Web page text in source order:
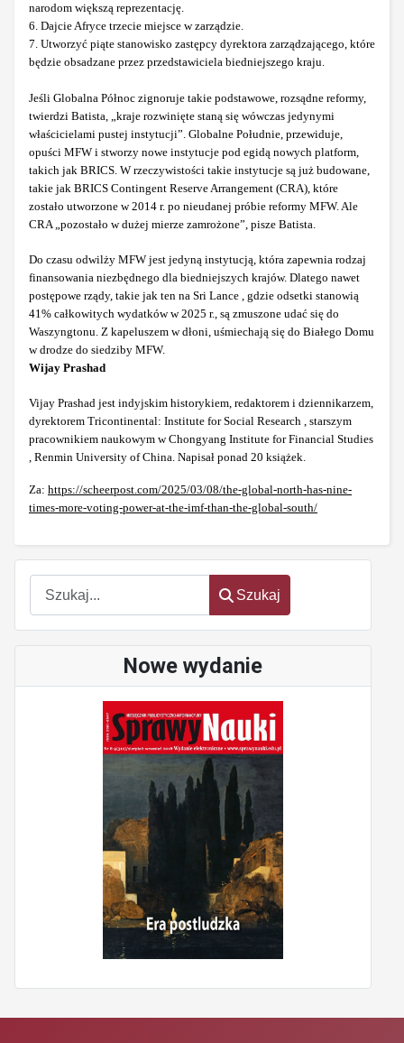
Szukaj
Szukaj
Nowe wydanie
narodom większą reprezentację.
6. Dajcie Afryce trzecie miejsce w zarządzie.
7. Utworzyć piąte stanowisko zastępcy dyrektora zarządzającego, które
będzie obsadzane przez przedstawiciela biedniejszego kraju.
Jeśli Globalna Północ zignoruje takie podstawowe, rozsądne reformy,
twierdzi Batista, „kraje rozwinięte staną się wówczas jedynymi
właścicielami pustej instytucji”. Globalne Południe, przewiduje,
opuści MFW i stworzy nowe instytucje pod egidą nowych platform,
takich jak BRICS. W rzeczywistości takie instytucje są już budowane,
takie jak BRICS Contingent Reserve Arrangement (CRA), które
zostało utworzone w 2014 r. po nieudanej próbie reformy MFW. Ale
CRA „pozostało w dużej mierze zamrożone”, pisze Batista.
Do czasu odwilży MFW jest jedyną instytucją, która zapewnia rodzaj
finansowania niezbędnego dla biedniejszych krajów. Dlatego nawet
postępowe rządy, takie jak ten na Sri Lance , gdzie odsetki stanowią
41% całkowitych wydatków w 2025 r., są zmuszone udać się do
Waszyngtonu. Z kapeluszem w dłoni, uśmiechają się do Białego Domu
w drodze do siedziby MFW.
Wijay Prashad
Vijay Prashad jest indyjskim historykiem, redaktorem i dziennikarzem,
dyrektorem Tricontinental: Institute for Social Research , starszym
pracownikiem naukowym w Chongyang Institute for Financial Studies
, Renmin University of China. Napisał ponad 20 książek.
Za: https://scheerpost.com/2025/03/08/the-global-north-has-nine-
times-more-voting-power-at-the-imf-than-the-global-south/